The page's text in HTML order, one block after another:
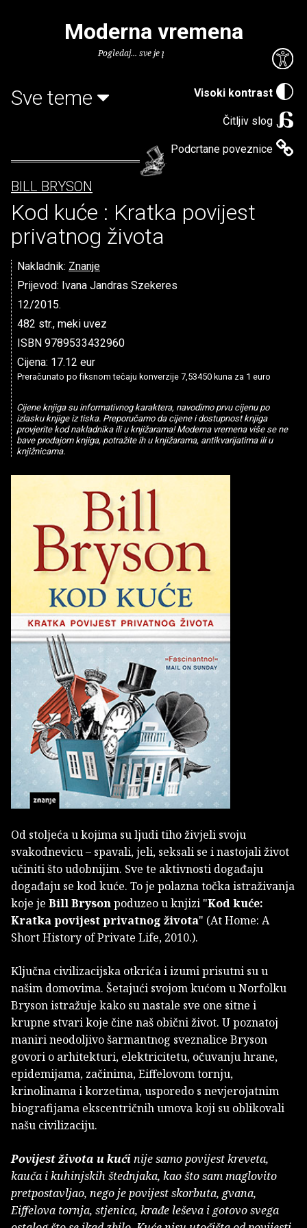
Visoki kontrast
Čitljiv slog
Podcrtane poveznice
Moderna vremena
Pogledaj... sve je puno knjiga.
Sve teme
BILL BRYSON
Kod kuće : Kratka povijest
privatnog života
Nakladnik: Znanje
Prijevod: Ivana Jandras Szekeres
12/2015.
482 str., meki uvez
ISBN 9789533432960
Cijena: 17.12 eur
Preračunato po fiksnom tečaju konverzije 7,53450 kuna za 1 euro
Cijene knjiga su informativnog karaktera, navodimo prvu cijenu po
izlasku knjige iz tiska. Preporučamo da cijene i dostupnost knjiga
provjerite kod nakladnika ili u knjižarama! Moderna vremena više se ne
bave prodajom knjiga, potražite ih u knjižarama, antikvarijatima ili u
knjižnicama.
Od stoljeća u kojima su ljudi tiho živjeli svoju
svakodnevicu – spavali, jeli, seksali se i nastojali život
učiniti što udobnijim. Sve te aktivnosti događaju
događaju se kod kuće. To je polazna točka istraživanja
koje je Bill Brysonpoduzeo u knjizi "Kod kuće:
Kratka povijest privatnog života" (At Home: A
Short History of Private Life, 2010.).
Ključna civilizacijska otkrića i izumi prisutni su u
našim domovima. Šetajući svojom kućom u Norfolku
Bryson istražuje kako su nastale sve one sitne i
krupne stvari koje čine naš obični život. U poznatoj
maniri neodoljivo šarmantnog sveznalice Bryson
govori o arhitekturi, elektricitetu, očuvanju hrane,
epidemijama, začinima, Eiffelovom tornju,
krinolinama i korzetima, usporedo s nevjerojatnim
biografijama ekscentričnih umova koji su oblikovali
našu civilizaciju.
Povijest života u kućinije samo povijest kreveta,
kauča i kuhinjskih štednjaka, kao što sam maglovito
pretpostavljao, nego je povijest skorbuta, gvana,
Eiffelova tornja, stjenica, krađe leševa i gotovo svega